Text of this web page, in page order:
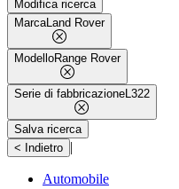
Modifica ricerca
MarcaLand Rover
ModelloRange Rover
Serie di fabbricazioneL322
Salva ricerca
< Indietro |
Automobile